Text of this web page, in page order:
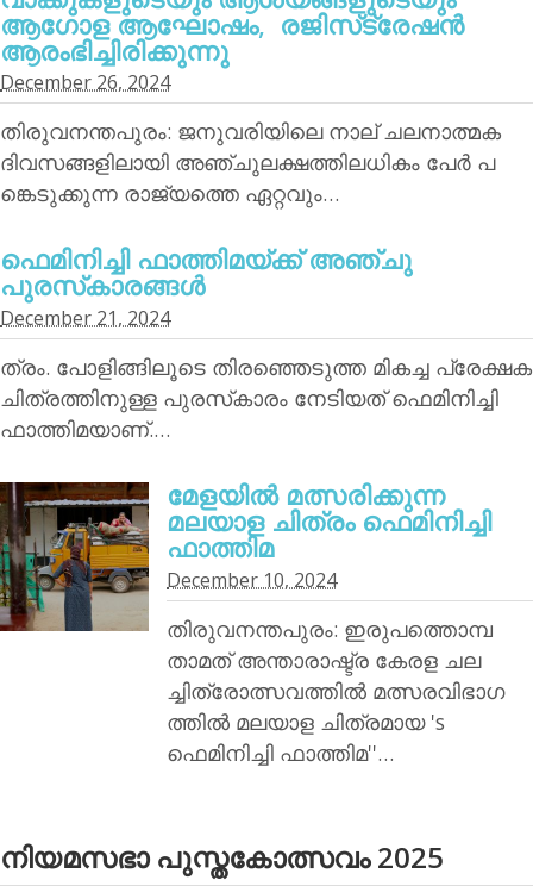
ആഗോള ആഘോഷം, രജിസ്‌ട്രേഷന്‍
ആരംഭിച്ചിരിക്കുന്നു
December 26, 2024
തിരുവനന്തപുരം: ജനുവരിയിലെ നാല് ചലനാത്മക
ദിവസങ്ങളിലായി അഞ്ചുലക്ഷത്തിലധികം പേര്‍ പ
ങ്കെടുക്കുന്ന രാജ്യത്തെ ഏറ്റവും…
ഫെമിനിച്ചി ഫാത്തിമയ്ക്ക് അഞ്ചു
പുരസ്‌കാരങ്ങള്‍
December 21, 2024
ത്രം. പോളിങ്ങിലൂടെ തിരഞ്ഞെടുത്ത മികച്ച പ്രേക്ഷക
ചിത്രത്തിനുള്ള പുരസ്‌കാരം നേടിയത് ഫെമിനിച്ചി
ഫാത്തിമയാണ്.…
മേളയില്‍ മത്സരിക്കുന്ന
മലയാള ചിത്രം ഫെമിനിച്ചി
ഫാത്തിമ
December 10, 2024
തിരുവനന്തപുരം: ഇരുപത്തൊമ്പ
താമത് അന്താരാഷ്ട്ര കേരള ചല
ച്ചിത്രോത്സവത്തില്‍ മത്സരവിഭാഗ
ത്തില്‍ മലയാള ചിത്രമായ 's
ഫെമിനിച്ചി ഫാത്തിമ''…
നിയമസഭാ പുസ്തകോത്സവം 2025